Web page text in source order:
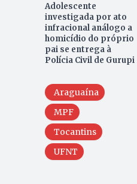
Adolescente
investigada por ato
infracional análogo a
homicídio do próprio
pai se entrega à
Polícia Civil de Gurupi
Araguaína
MPF
Tocantins
UFNT